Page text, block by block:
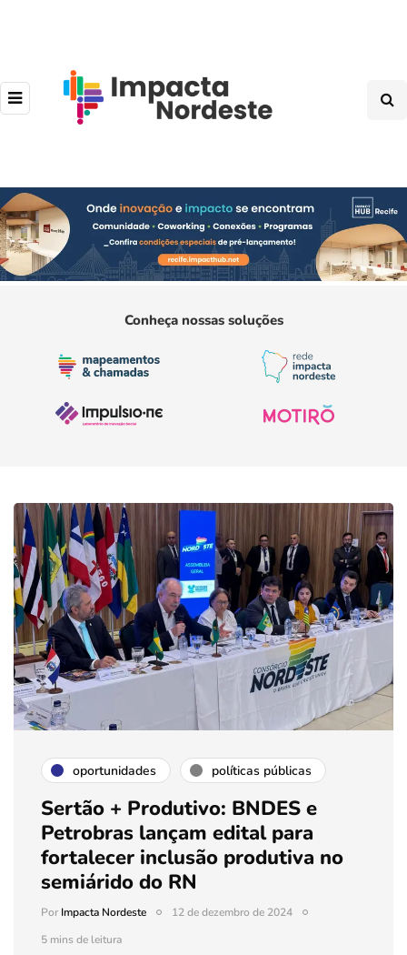
Conheça nossas soluções
oportunidades políticas públicas
Sertão + Produtivo: BNDES e
Petrobras lançam edital para
fortalecer inclusão produtiva no
semiárido do RN
PorImpacta Nordeste
12 de dezembro de 2024
5 mins de leitura